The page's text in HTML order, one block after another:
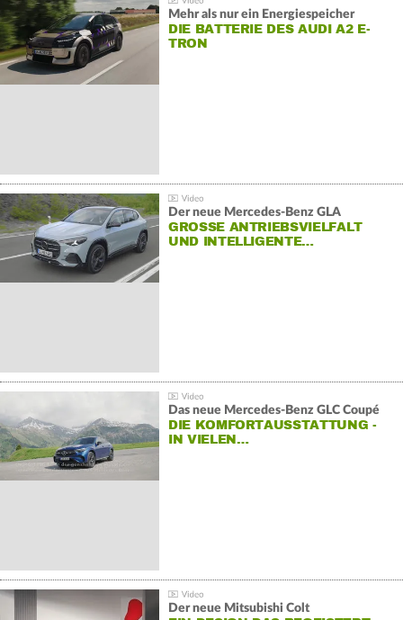
Mehr als nur ein Energiespeicher
DIE BATTERIE DES AUDI A2 E-
TRON
Der neue Mercedes-Benz GLA
GROSSE ANTRIEBSVIELFALT U
ND INTELLIGENTE…
Das neue Mercedes-Benz GLC Coupé
DIE KOMFORTAUSSTATTUNG -
IN VIELEN…
Der neue Mitsubishi Colt